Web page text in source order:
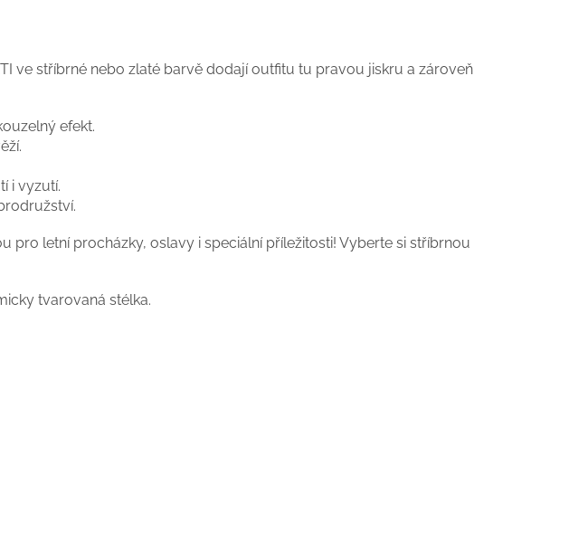
ve stříbrné nebo zlaté barvě dodají outfitu tu pravou jiskru a zároveň
efekt.
i vyzutí.
letní procházky, oslavy i speciální příležitosti! Vyberte si stříbrnou
tvarovaná stélka.